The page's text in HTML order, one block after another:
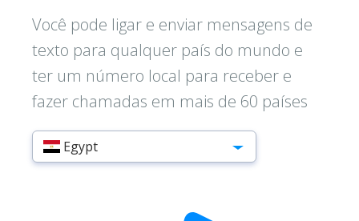
Você pode ligar e enviar mensagens de
texto para qualquer país do mundo e
ter um número local para receber e
fazer chamadas em mais de 60 países
Egypt